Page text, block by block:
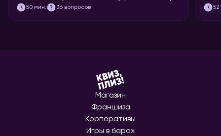
когда вы откладываете задачку в долгий ящик. Так что
тимбилдиться. Вас ждёт 5 раундов вопросов на разные
50 мин. 36 вопросов 52
Магазин
Франшиза
Корпоративы
Игры в барах